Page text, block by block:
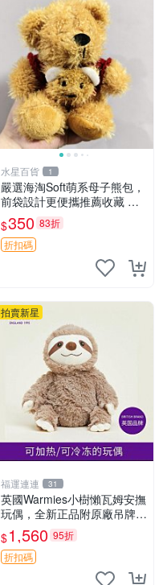
水星百貨 1
嚴選海淘Soft萌系母子熊包，
前袋設計更便攜推薦收藏 母
子熊 軟綿綿 包包
$350 83折
折扣碼
拍賣新星
福運連連 31
英國Warmies小樹懶瓦姆安撫
玩偶，全新正品附原廠吊牌與
防塵袋，內藏薰衣草可加熱，
適合各個年齡層，冷暖兩用享
受抱抱樂趣，不容錯過嚴選好
$1,560 95折
折扣碼